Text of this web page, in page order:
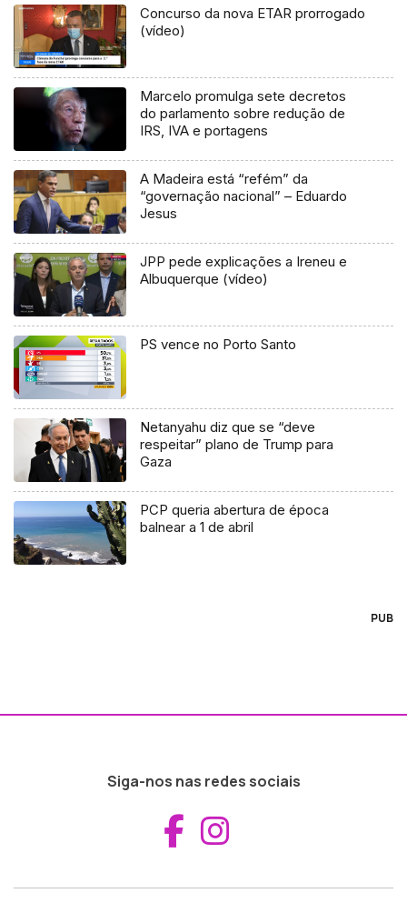
Concurso da nova ETAR prorrogado
(vídeo)
Marcelo promulga sete decretos
do parlamento sobre redução de
IRS, IVA e portagens
A Madeira está “refém” da
“governação nacional” – Eduardo
Jesus
JPP pede explicações a Ireneu e
Albuquerque (vídeo)
PS vence no Porto Santo
Netanyahu diz que se “deve
respeitar” plano de Trump para
Gaza
PCP queria abertura de época
balnear a 1 de abril
PUB
Siga-nos nas redes sociais
Aceder ao